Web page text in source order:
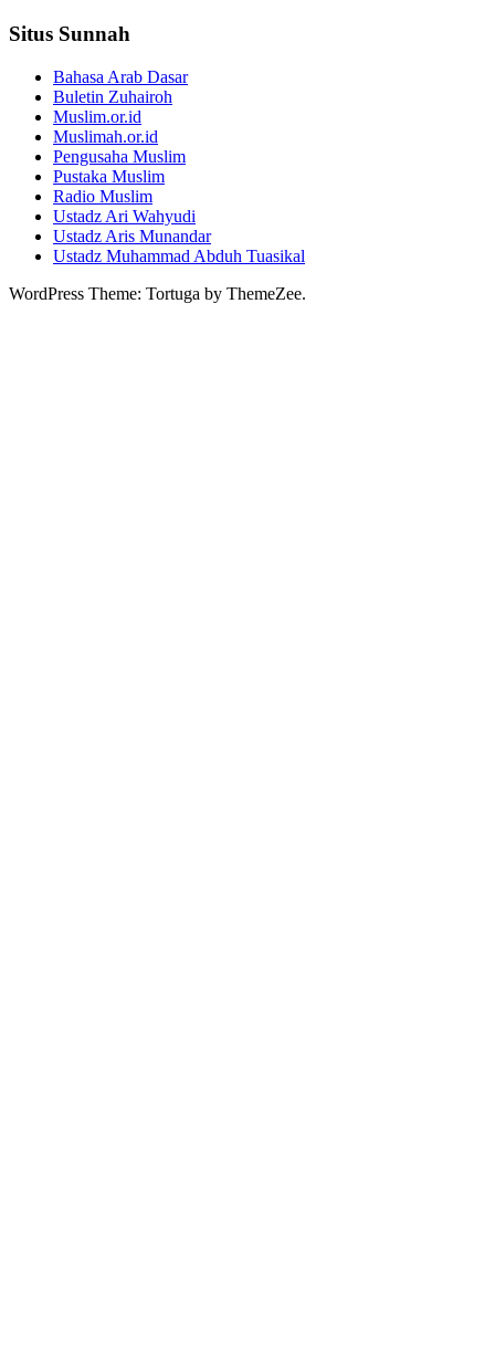
Situs Sunnah
Bahasa Arab Dasar
Buletin Zuhairoh
Muslim.or.id
Muslimah.or.id
Pengusaha Muslim
Pustaka Muslim
Radio Muslim
Ustadz Ari Wahyudi
Ustadz Aris Munandar
Ustadz Muhammad Abduh Tuasikal
WordPress Theme: Tortuga by ThemeZee.